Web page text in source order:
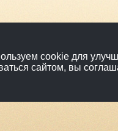
cookie для
сайтом, вы